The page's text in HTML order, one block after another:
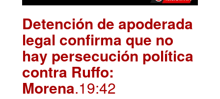
Detención de apoderada
legal confirma que no
hay persecución política
contra Ruffo:
Morena.19:42